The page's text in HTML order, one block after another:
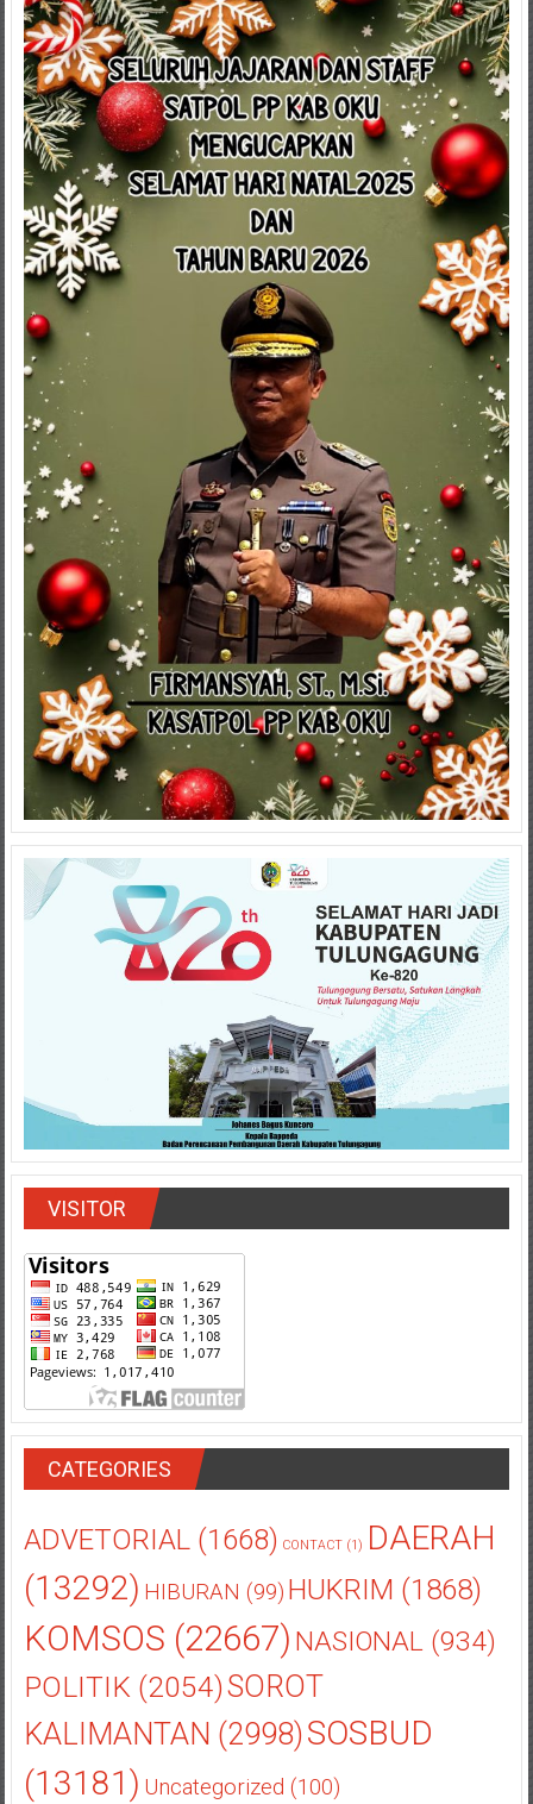
VISITOR
CATEGORIES
ADVETORIAL(1668) CONTACT(1) DAERAH
(13292) HIBURAN (99) HUKRIM (1868)
KOMSOS (22667) NASIONAL(934)
POLITIK(2054)SOROT
KALIMANTAN (2998)SOSBUD
(13181) Uncategorized (100)